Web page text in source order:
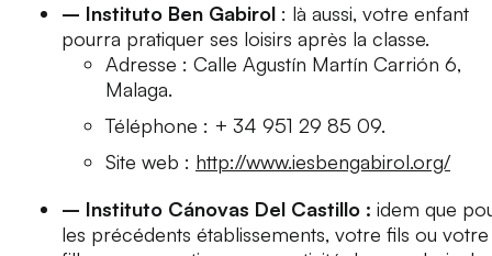
– Instituto Ben Gabirol : là aussi, votre enfant
pourra pratiquer ses loisirs après la classe.
Adresse : Calle Agustín Martín Carrión 6,
Malaga.
Téléphone : + 34 951 29 85 09.
Site web : http://www.iesbengabirol.org/
– Instituto Cánovas Del Castillo : idem que
les précédents établissements, votre fils ou votre